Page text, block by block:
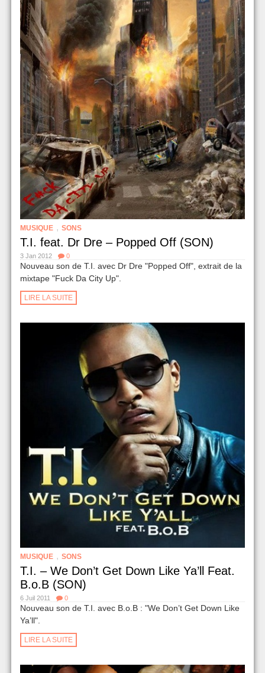
MUSIQUE , SONS
T.I. feat. Dr Dre – Popped Off (SON)
3 Jan 2012 0
Nouveau son de T.I. avec Dr Dre "Popped Off", extrait de la
mixtape "Fuck Da City Up".
LIRE LA SUITE
MUSIQUE , SONS
T.I. – We Don’t Get Down Like Ya’ll Feat.
B.o.B (SON)
6 Juil 2011 0
Nouveau son de T.I. avec B.o.B : "We Don’t Get Down Like
Ya’ll".
LIRE LA SUITE